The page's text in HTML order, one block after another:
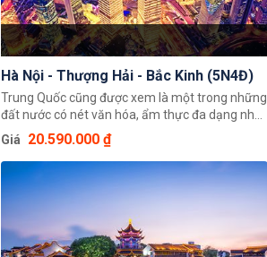
Hà Nội - Thượng Hải - Bắc Kinh (5N4Đ)
Trung Quốc cũng được xem là một trong những
đất nước có nét văn hóa, ẩm thực đa dạng nhất
trên thế giới. Tour du lịch Hà Nội - Thượng Hải -
Bắc Kinh (5N4Đ) hứa hẹn sẽ mang đến cho du
khách trải nghiệm độc đáo giúp quý khách có
thể chiêm ngưỡng toàn cảnh đất nước Trung
Hoa với những cảnh đẹp thiên nhiên hùng vĩ
cùng nền văn hoá và với bề dày lịch sử bậc nhất
Châu Á.
Giá 20.590.000 ₫